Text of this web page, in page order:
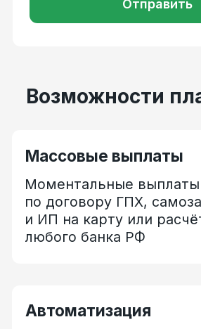
выплаты физлицам, самозанятым
и ИП легально и просто
по договорам ГПХ и получайте все
документы в ЛК клиента
на платформе или через ЭДО
Выбирайте сами, как проводить
массовые выплаты фрилансерам